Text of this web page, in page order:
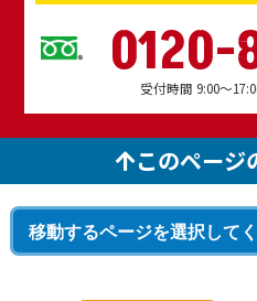
0120-
受付時間 9:00～
このページ